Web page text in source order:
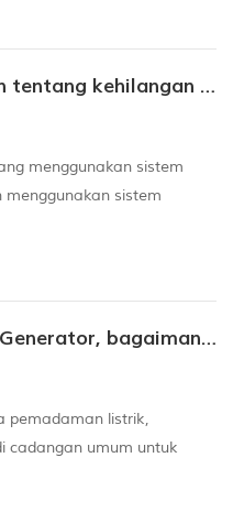
laminasi prematur, Eva
menyebabk...
Apakah ada kekhawatiran tentang kehilangan daya setelah menggunakan sistem tenaga surya
menggunakan sistem
sistem
Untuk Contoh,
tenaga surya, tetapi
mencuri saya listrik? Ada
Sistem tenaga surya dan Generator, bagaimana Anda memilih?
pemadaman listrik,
cadangan umum untuk
lebih layak